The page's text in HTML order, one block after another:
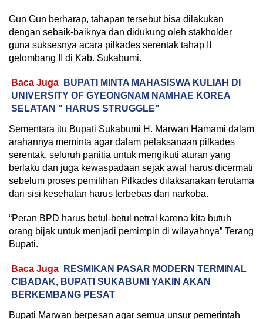
Gun Gun berharap, tahapan tersebut bisa dilakukan
dengan sebaik-baiknya dan didukung oleh stakholder
guna suksesnya acara pilkades serentak tahap II
gelombang II di Kab. Sukabumi.
Baca Juga
BUPATI MINTA MAHASISWA KULIAH DI
UNIVERSITY OF GYEONGNAM NAMHAE KOREA
SELATAN " HARUS STRUGGLE"
Sementara itu Bupati Sukabumi H. Marwan Hamami dalam
arahannya meminta agar dalam pelaksanaan pilkades
serentak, seluruh panitia untuk mengikuti aturan yang
berlaku dan juga kewaspadaan sejak awal harus dicermati
sebelum proses pemilihan Pilkades dilaksanakan terutama
dari sisi kesehatan harus terbebas dari narkoba.
“Peran BPD harus betul-betul netral karena kita butuh
orang bijak untuk menjadi pemimpin di wilayahnya” Terang
Bupati.
Baca Juga
RESMIKAN PASAR MODERN TERMINAL
CIBADAK, BUPATI SUKABUMI YAKIN AKAN
BERKEMBANG PESAT
Bupati Marwan berpesan agar semua unsur pemerintah